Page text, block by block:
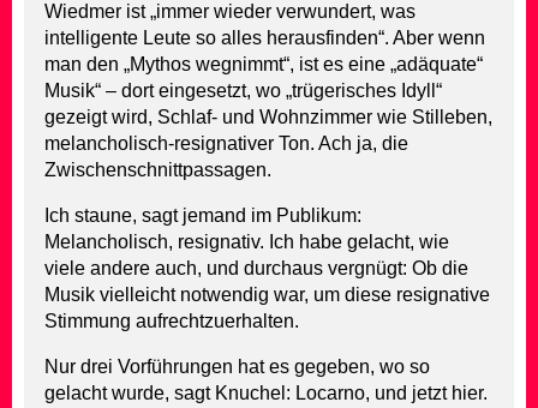
Wiedmer ist „immer wieder verwundert, was
intelligente Leute so alles herausfinden“. Aber wenn
man den „Mythos wegnimmt“, ist es eine „adäquate“
Musik“ – dort eingesetzt, wo „trügerisches Idyll“
gezeigt wird, Schlaf- und Wohnzimmer wie Stilleben,
melancholisch-resignativer Ton. Ach ja, die
Zwischenschnittpassagen.
Ich staune, sagt jemand im Publikum:
Melancholisch, resignativ. Ich habe gelacht, wie
viele andere auch, und durchaus vergnügt: Ob die
Musik vielleicht notwendig war, um diese resignative
Stimmung aufrechtzuerhalten.
Nur drei Vorführungen hat es gegeben, wo so
gelacht wurde, sagt Knuchel: Locarno, und jetzt hier.